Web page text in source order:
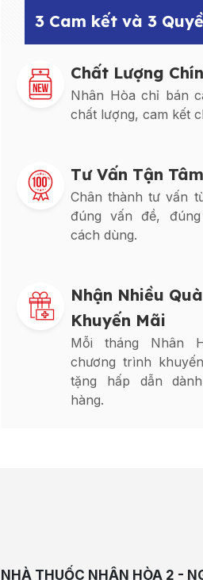
3 Cam kết và 3
Chất Lượng
Nhân Hòa chỉ bán
chất lượng, cam kết
Tư Vấn Tận Tâm
Chân thành tư vấn
đúng vấn đề,
cách dùng.
Nhận Nhiều
Khuyến Mãi
Mỗi tháng Nhân
chương trình
tặng hấp dẫn
hàng.
NHÀ THUỐC NHÂN HÒA 2 -